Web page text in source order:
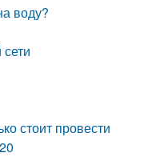
воду?
стоит провести